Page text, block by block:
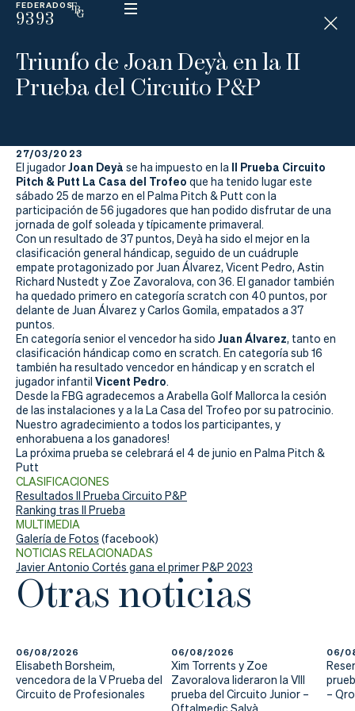
FEDERADOS
9393
ESP
N
D
I
C
La
Federación
Federarse
Jugar
Aprender
Actualidad
Tienda
Triunfo de Joan Deyà en la II
Prueba del Circuito P&P
27/03/2023
El jugadorJoan Deyà se ha impuesto en la II Prueba Circuito
Pitch & Putt La Casa del Trofeo que ha tenido lugar este
sábado 25 de marzo en el Palma Pitch & Putt con la
participación de 56 jugadores que han podido disfrutar de una
jornada de golf soleada y típicamente primaveral.
Con un resultado de 37 puntos, Deyà ha sido el mejor en la
clasificación general hándicap, seguido de un cuádruple
empate protagonizado por Juan Álvarez, Vicent Pedro, Astin
Richard Nustedt y Zoe Zavoralova, con 36. El ganador también
ha quedado primero en categoría scratch con 40 puntos, por
delante de Juan Álvarez y Carlos Gomila, empatados a 37
puntos.
En categoría senior el vencedor ha sido Juan Álvarez, tanto en
clasificación hándicap como en scratch. En categoría sub 16
también ha resultado vencedor en hándicap y en scratch el
jugador infantil Vicent Pedro.
Desde la FBG agradecemos a Arabella Golf Mallorca la cesión
de las instalaciones y a la La Casa del Trofeo por su patrocinio.
Nuestro agradecimiento a todos los participantes, y
enhorabuena a los ganadores!
La próxima prueba se celebrará el 4 de junio en Palma Pitch &
Putt
CLASIFICACIONES
Resultados II Prueba Circuito P&P
Ranking tras II Prueba
MULTIMEDIA
Galería de Fotos (facebook)
NOTICIAS RELACIONADAS
Javier Antonio Cortés gana el primer P&P 2023
Otras noticias
06/08/2026
Elisabeth Borsheim,
vencedora de la V Prueba del
Circuito de Profesionales
06/08/2026
Xim Torrents y Zoe
Zavoralova lideraron la VIII
prueba del Circuito Junior –
06/
–